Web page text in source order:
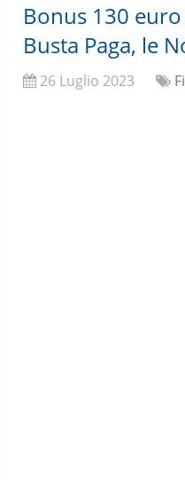
Bonus 130
Busta Paga, le
26 Luglio 2023